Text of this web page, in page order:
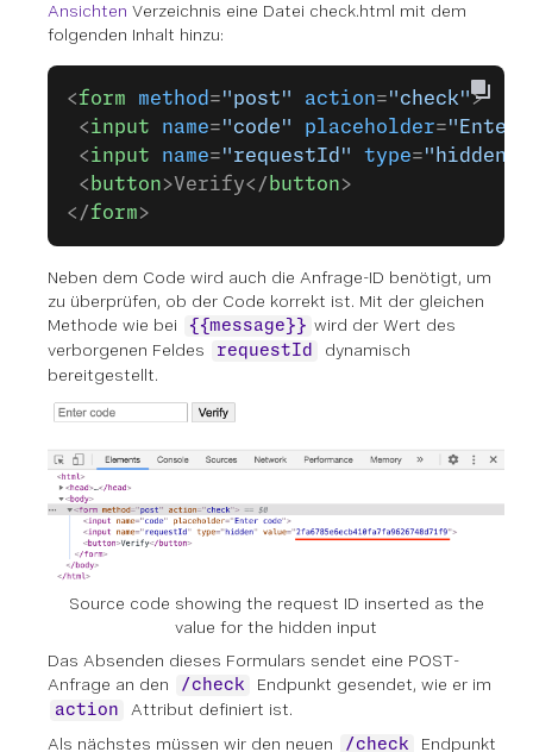
Ansichten Verzeichnis eine Datei check.html mit dem
folgenden Inhalt hinzu:
<form method ="post" action="check">
<input name="code" placeholder="Enter
<input name="requestId" type="hidden"
< button>Verify</ button>
</form>
Neben dem Code wird auch die Anfrage-ID benötigt, um
zu überprüfen, ob der Code korrekt ist. Mit der gleichen
Methode wie bei
{{message}} wird der Wert des
verborgenen Feldes
requestId
dynamisch
bereitgestellt.
Source code showing the request ID inserted as the
value for the hidden input
Das Absenden dieses Formulars sendet eine POST-
Anfrage an den
/check Endpunkt gesendet, wie er im
action
Attribut definiert ist.
Als nächstes müssen wir den neuen
/check Endpunkt